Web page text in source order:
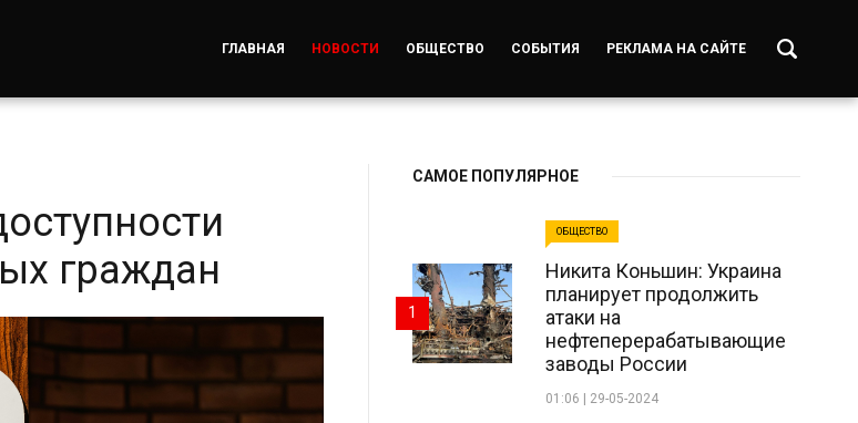
ГЛАВНАЯ НОВОСТИ ОБЩЕСТВО СОБЫТИЯ РЕКЛАМА НА САЙТЕ
граждан
САМОЕ ПОПУЛЯРНОЕ
ОБЩЕСТВО
Никита Коньшин: Украина
планирует продолжить
атаки на
нефтеперерабатывающие
заводы России
01:06 | 29-05-2024
1